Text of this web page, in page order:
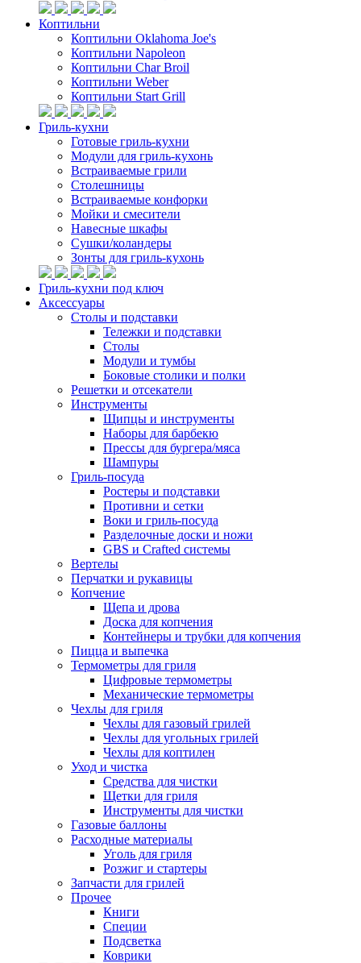
Коптильни
Коптильни Oklahoma Joe's
Коптильни Napoleon
Коптильни Char Broil
Коптильни Weber
Коптильни Start Grill
Гриль-кухни
Готовые гриль-кухни
Модули для гриль-кухонь
Встраиваемые грили
Столешницы
Встраиваемые конфорки
Мойки и смесители
Навесные шкафы
Сушки/коландеры
Зонты для гриль-кухонь
Гриль-кухни под ключ
Аксессуары
Столы и подставки
Тележки и подставки
Столы
Модули и тумбы
Боковые столики и полки
Решетки и отсекатели
Инструменты
Щипцы и инструменты
Наборы для барбекю
Прессы для бургера/мяса
Шампуры
Гриль-посуда
Ростеры и подставки
Противни и сетки
Воки и гриль-посуда
Разделочные доски и ножи
GBS и Crafted системы
Вертелы
Перчатки и рукавицы
Копчение
Щепа и дрова
Доска для копчения
Контейнеры и трубки для копчения
Пицца и выпечка
Термометры для гриля
Цифровые термометры
Механические термометры
Чехлы для гриля
Чехлы для газовый грилей
Чехлы для угольных грилей
Чехлы для коптилен
Уход и чистка
Средства для чистки
Щетки для гриля
Инструменты для чистки
Газовые баллоны
Расходные материалы
Уголь для гриля
Розжиг и стартеры
Запчасти для грилей
Прочее
Книги
Специи
Подсветка
Коврики